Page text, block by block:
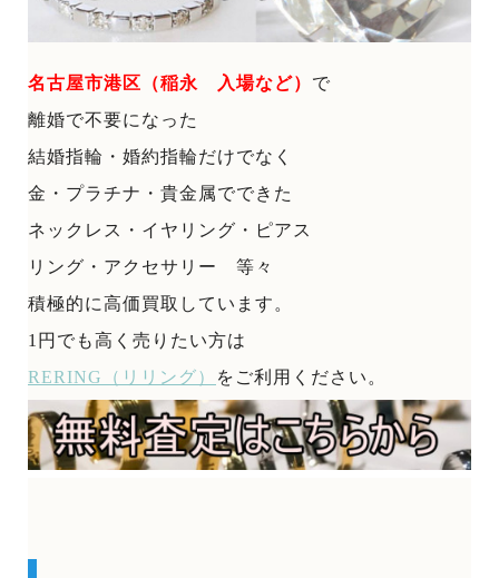
名古屋市港区（稲永 入場など） で
離婚で不要になった
結婚指輪・婚約指輪だけでなく
金・プラチナ・貴金属でできた
ネックレス・イヤリング・ピアス
リング・アクセサリー 等々
積極的に高価買取しています。
1円でも高く売りたい方は
RERING（リリング）
をご利用ください。